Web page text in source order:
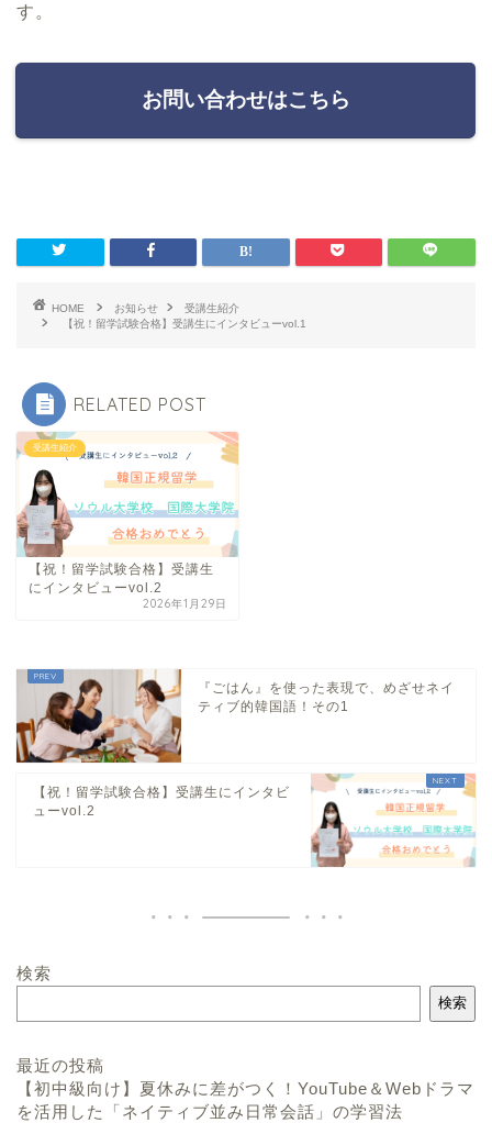
す。
お問い合わせはこちら
HOME お知らせ
受講生紹介
【祝！留学試験合格】受講生にインタビューvol.1
RELATED POST
受講生紹介
【祝！留学試験合格】受講生
にインタビューvol.2
2026年1月29日
『ごはん』を使った表現で、めざせネイ
ティブ的韓国語！その1
【祝！留学試験合格】受講生にインタビ
ューvol.2
検索
検索
最近の投稿
【初中級向け】夏休みに差がつく！YouTube＆Webドラマ
を活用した「ネイティブ並み日常会話」の学習法